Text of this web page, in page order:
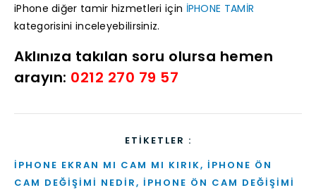
iPhone diğer tamir hizmetleri için İPHONE TAMİR
kategorisini inceleyebilirsiniz.
Aklınıza takılan soru olursa hemen
arayın: 0212 270 79 57
ETIKETLER :
IPHONE EKRAN MI CAM MI KIRIK, IPHONE ÖN
CAM DEĞIŞIMI NEDIR, IPHONE ÖN CAM DEĞIŞIMI